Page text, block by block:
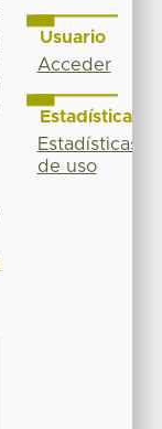
Usuario
Acceder
Estadísticas
Estadísticas
de uso